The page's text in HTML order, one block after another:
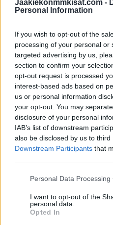
Jaakiekonmmkisat.com -
Personal Information
If you wish to opt-out of the
processing of your personal or
targeted advertising by us,
section to confirm your
opt-out request is processed
interest-based ads based on
us or personal information
your opt-out. You may
disclosure of your personal
IAB’s list of downstream
also be disclosed by us to third
Downstream Participants that
Personal Data Processing
I want to opt-out of the
personal data.
Opted In
https://twitter.com/
Jos twiitti ei näy laitteellasi voit
Päivän otteluiden tulokset
kannalta, jotka ovat
Ristiinpelaamiset
aloittaneet USA, Kanada,
nousta mukaan vielä
Jääkiekon MM-kisat jatkuvat
kisojen otteluohjelma